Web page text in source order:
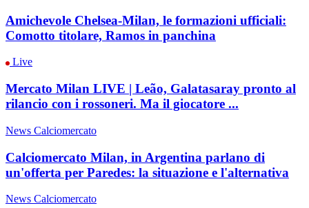
Amichevole Chelsea-Milan, le formazioni ufficiali:
Comotto titolare, Ramos in panchina
Live
Mercato Milan LIVE | Leão, Galatasaray pronto al
rilancio con i rossoneri. Ma il giocatore ...
News Calciomercato
Calciomercato Milan, in Argentina parlano di
un'offerta per Paredes: la situazione e l'alternativa
News Calciomercato